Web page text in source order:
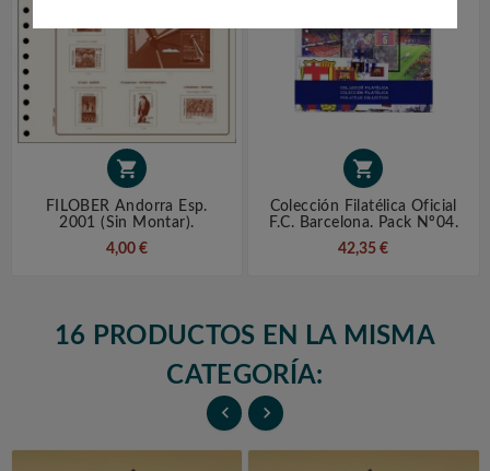

FILOBER Andorra Esp.
2001 (sin Montar).
4,00 €

Colección Filatélica Oficial
F.C. Barcelona. Pack Nº04.
42,35 €
16 PRODUCTOS EN LA MISMA
CATEGORÍA:
 